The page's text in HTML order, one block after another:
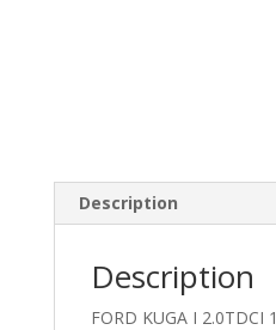
Description
Description
FORD KUGA I 2.0TDCI